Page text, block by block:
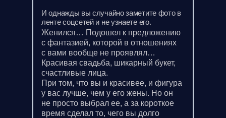
И однажды вы случайно заметите фото в
ленте соцсетей и не узнаете его.
Женился… Подошел к предложению
с фантазией, которой в отношениях
с вами вообще не проявлял…
Красивая свадьба, шикарный букет,
счастливые лица.
При том, что вы и красивее, и фигура
у вас лучше, чем у его жены. Но он
не просто выбрал ее, а за короткое
время сделал то, чего вы долго